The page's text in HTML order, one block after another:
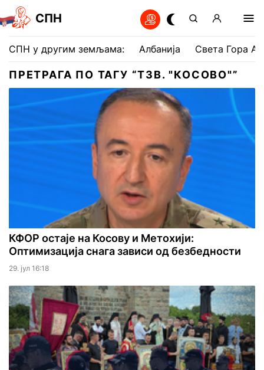
СПН
СПН у другим земљама: Албанија Света Гора
ПРЕТРАГА ПО ТАГУ “ТЗВ. "КОСОВО"”
КФОР остаје на Косову и Метохији:
Оптимизација снага зависи од безбедности
29. јул 16:18